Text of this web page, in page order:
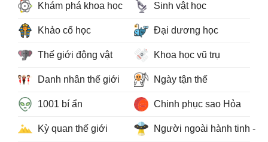
Khám phá khoa học Sinh vật học
Khảo cổ học Đại dương học
Thế giới động vật Khoa học vũ trụ
Danh nhân thế giới Ngày tận thế
1001 bí ẩn Chinh phục sao Hỏa
Kỳ quan thế giới Người ngoài hành tinh -